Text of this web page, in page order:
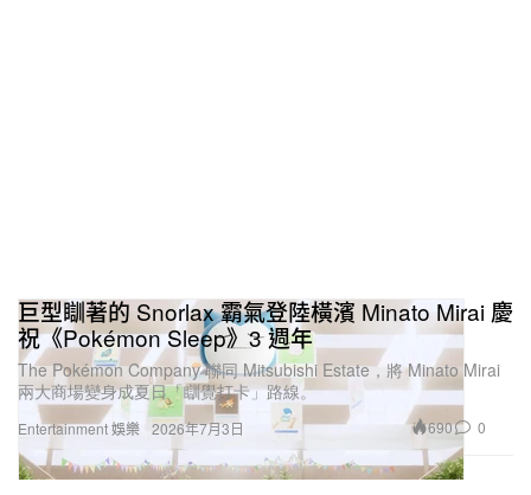
Entertainment 娛樂
巨型瞓著的 Snorlax 霸氣登陸橫濱 Minato Mirai 慶
祝《Pokémon Sleep》3 週年
The Pokémon Company 聯同 Mitsubishi Estate，將 Minato Mirai
兩大商場變身成夏日「瞓覺打卡」路線。
2026年7月3日 690 0